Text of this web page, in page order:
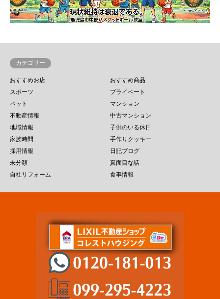
カテゴリー
おすすめお店
おすすめ商品
スポーツ
プライベート
ペット
マンション
不動産情報
中古マンション
地域情報
子供のいる休日
家族時間
手作りクッキー
採用情報
日記ブログ
未分類
真面目な話
自社リフォーム
食事情報